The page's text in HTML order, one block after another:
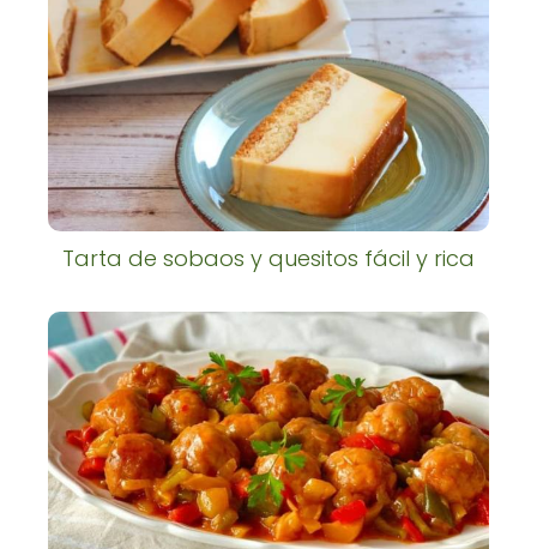
Tarta de sobaos y quesitos fácil y rica